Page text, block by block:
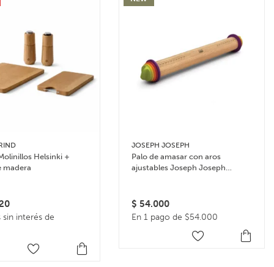
Helsinki +
madera
interés de
JOSEPH JOSEPH
Palo de amasar con aros
ajustables Joseph Joseph
$ 54.000
En 1 pago de $54.000